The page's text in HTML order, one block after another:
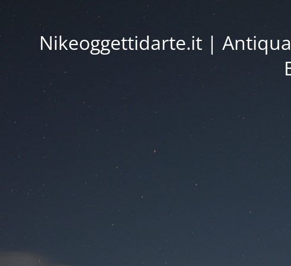
Nikeoggettidarte.it |